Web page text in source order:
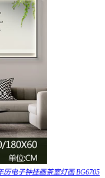
电子钟挂画茶室灯画 BG6705